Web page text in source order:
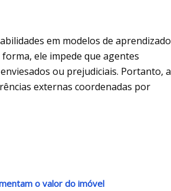
em modelos de aprendizado
ele impede que agentes
ou prejudiciais. Portanto, a
externas coordenadas por
o valor do imóvel